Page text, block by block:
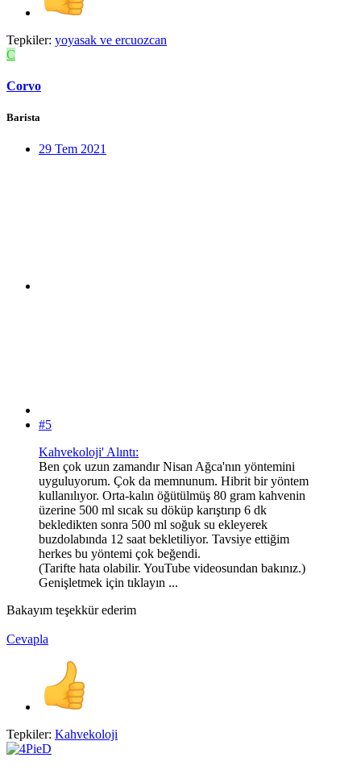
Tepkiler: yoyasak ve ercuozcan
C
Corvo
Barista
29 Tem 2021
#5
Kahvekoloji' Alıntı:
Ben çok uzun zamandır Nisan Ağca'nın yöntemini
uyguluyorum. Çok da memnunum. Hibrit bir yöntem
kullanılıyor. Orta-kalın öğütülmüş 80 gram kahvenin
üzerine 500 ml sıcak su döküp karıştırıp 6 dk
bekledikten sonra 500 ml soğuk su ekleyerek
buzdolabında 12 saat bekletiliyor. Tavsiye ettiğim
herkes bu yöntemi çok beğendi.
(Tarifte hata olabilir. YouTube videosundan bakınız.)
Genişletmek için tıklayın ...
Bakayım teşekkür ederim
Cevapla
Tepkiler: Kahvekoloji